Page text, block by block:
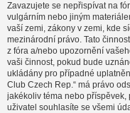
Zavazujete se nepřispívat na
vulgárním nebo jiným
vaší zemi, zákony v zemi, kde
mezinárodní právo. Tato
z fóra a/nebo upozornění
vaši činnost, pokud bude
ukládány pro případné
Club Czech Rep.“ má právo
jakékoliv téma nebo
uživatel souhlasíte se všemi